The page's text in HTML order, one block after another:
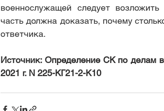
военнослужащей следует
часть должна доказать, почему
ответчика.
Источник: Определение СК по делам
2021 г. N 225-КГ21-2-К10